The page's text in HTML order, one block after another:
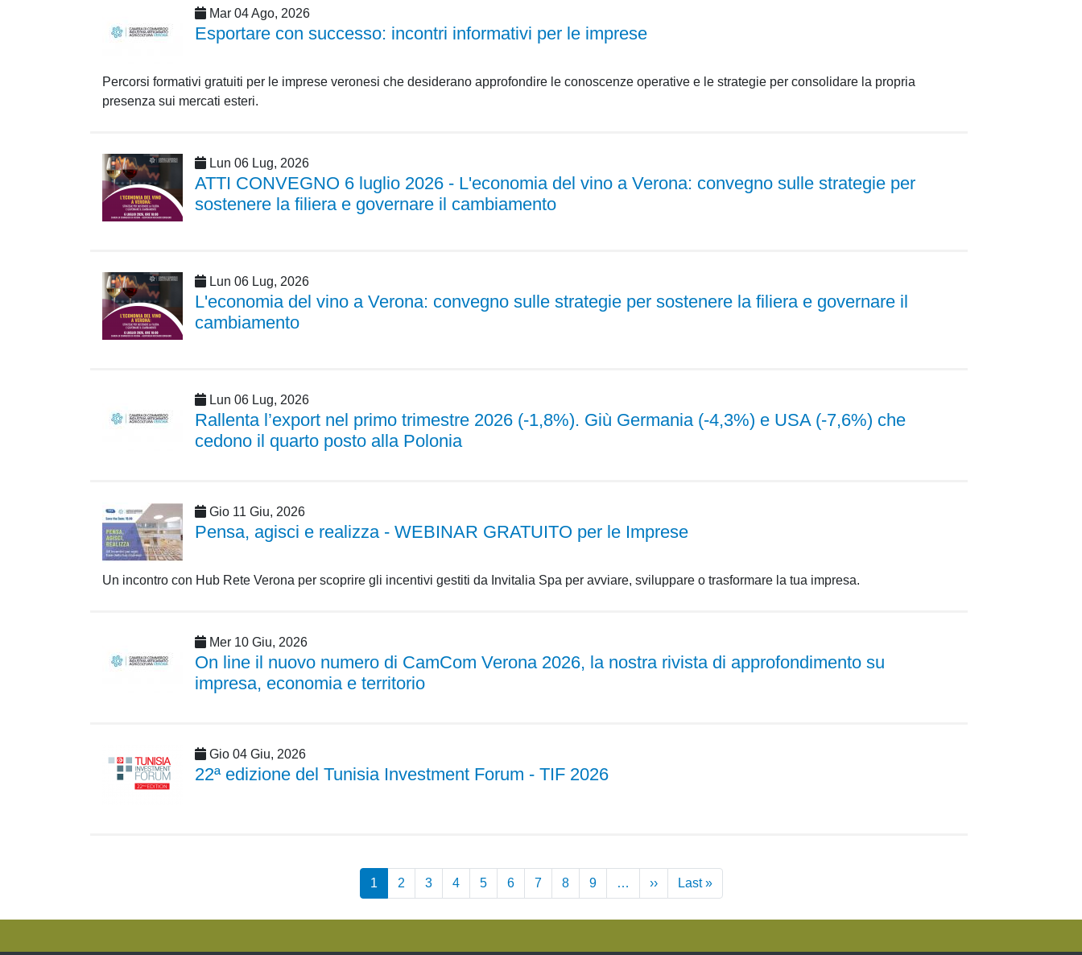
Mar 04 Ago, 2026
Esportare con successo: incontri informativi per le imprese
Percorsi formativi gratuiti per le imprese veronesi che desiderano approfondire le conoscenze operative e le strategie per consolidare la propria
presenza sui mercati esteri.
Lun 06 Lug, 2026
ATTI CONVEGNO 6 luglio 2026 - L'economia del vino a Verona: convegno sulle strategie per
sostenere la filiera e governare il cambiamento
Lun 06 Lug, 2026
L'economia del vino a Verona: convegno sulle strategie per sostenere la filiera e governare il
cambiamento
Lun 06 Lug, 2026
Rallenta l’export nel primo trimestre 2026 (-1,8%). Giù Germania (-4,3%) e USA (-7,6%) che
cedono il quarto posto alla Polonia
Gio 11 Giu, 2026
Pensa, agisci e realizza - WEBINAR GRATUITO per le Imprese
Un incontro con Hub Rete Verona per scoprire gli incentivi gestiti da Invitalia Spa per avviare, sviluppare o trasformare la tua impresa.
Mer 10 Giu, 2026
On line il nuovo numero di CamCom Verona 2026, la nostra rivista di approfondimento su
impresa, economia e territorio
Gio 04 Giu, 2026
22ª edizione del Tunisia Investment Forum - TIF 2026
Paginazione
1 2 3 4 5 6 7 8 9 … ››Pagina
successiva
Last »Ultima
pagina